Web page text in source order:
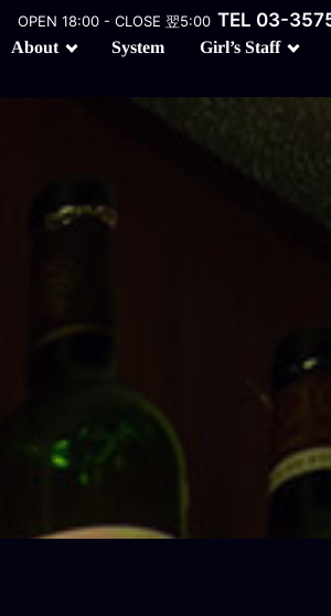
OPEN 18:00 - CLOSE 翌5:00 TEL 03-
About System Girl’s Staff